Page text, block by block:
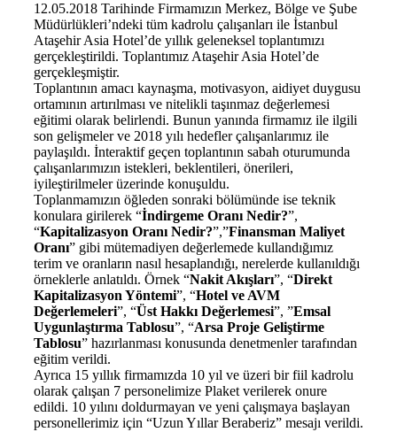
12.05.2018 Tarihinde Firmamızın Merkez, Bölge ve Şube
Müdürlükleri’ndeki tüm kadrolu çalışanları ile İstanbul
Ataşehir Asia Hotel’de yıllık geleneksel toplantımızı
gerçekleştirildi. Toplantımız Ataşehir Asia Hotel’de
gerçekleşmiştir.
Toplantının amacı kaynaşma, motivasyon, aidiyet duygusu
ortamının artırılması ve nitelikli taşınmaz değerlemesi
eğitimi olarak belirlendi. Bunun yanında firmamız ile ilgili
son gelişmeler ve 2018 yılı hedefler çalışanlarımız ile
paylaşıldı. İnteraktif geçen toplantının sabah oturumunda
çalışanlarımızın istekleri, beklentileri, önerileri,
iyileştirilmeler üzerinde konuşuldu.
Toplanmamızın öğleden sonraki bölümünde ise teknik
konulara girilerek “İndirgeme Oranı Nedir?”,
“Kapitalizasyon Oranı Nedir?”,”Finansman Maliyet
Oranı” gibi mütemadiyen değerlemede kullandığımız
terim ve oranların nasıl hesaplandığı, nerelerde kullanıldığı
örneklerle anlatıldı. Örnek “Nakit Akışları”, “Direkt
Kapitalizasyon Yöntemi”, “Hotel ve AVM
Değerlemeleri”, “Üst Hakkı Değerlemesi”, ”Emsal
Uygunlaştırma Tablosu”, “Arsa Proje Geliştirme
Tablosu” hazırlanması konusunda denetmenler tarafından
eğitim verildi.
Ayrıca 15 yıllık firmamızda 10 yıl ve üzeri bir fiil kadrolu
olarak çalışan 7 personelimize Plaket verilerek onure
edildi. 10 yılını doldurmayan ve yeni çalışmaya başlayan
personellerimiz için “Uzun Yıllar Beraberiz” mesajı verildi.